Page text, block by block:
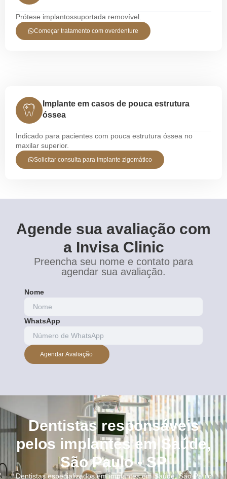
Prótese implantossuportada removível.
Começar tratamento com overdenture
Implante em casos de pouca estrutura
óssea
Indicado para pacientes com pouca estrutura óssea no
maxilar superior.
Solicitar consulta para implante zigomático
Agende sua avaliação com
a Invisa Clinic
Preencha seu nome e contato para
agendar sua avaliação.
Nome
WhatsApp
Agendar Avaliação
Dentistas responsáveis
pelos implantes em Saúde,
São Paulo - SP
Dentistas especializados em implantes em Saúde, São Paulo